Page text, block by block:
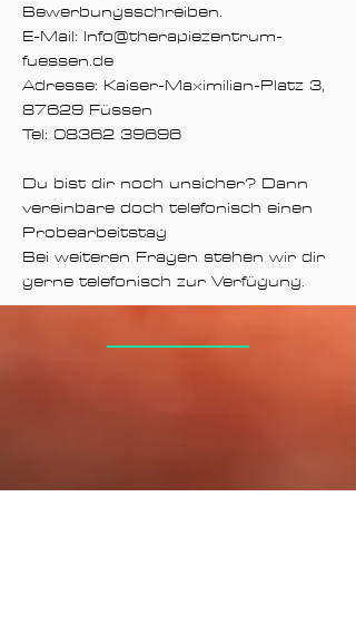
Bewerbungsschreiben.
E-Mail: Info@therapiezentrum-
fuessen.de
Adresse: Kaiser-Maximilian-Platz 3,
87629 Füssen
Tel: 08362 39696
Du bist dir noch unsicher? Dann
vereinbare doch telefonisch einen
Probearbeitstag
Bei weiteren Fragen stehen wir dir
gerne telefonisch zur Verfügung.